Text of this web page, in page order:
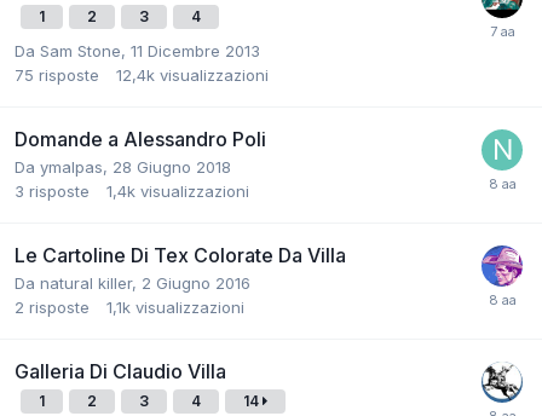
1 2 3 4
Da Sam Stone, 11 Dicembre 2013
75 risposte 12,4k visualizzazioni
Domande a Alessandro Poli
Da ymalpas, 28 Giugno 2018
3 risposte 1,4k visualizzazioni
Le Cartoline Di Tex Colorate Da Villa
Da natural killer, 2 Giugno 2016
2 risposte 1,1k visualizzazioni
Galleria Di Claudio Villa
1 2 3 4 14